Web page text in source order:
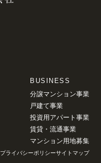
BUSINESS
分譲マンション事業
戸建て事業
投資用アパート事業
賃貸・流通事業
マンション用地募集
プライバシーポリシーサイトマップ